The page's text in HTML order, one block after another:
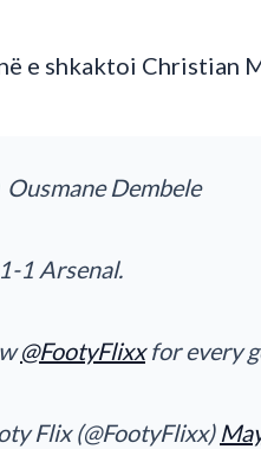
e shkaktoi Christian
Ousmane Dembele
1 Arsenal.
@FootyFlixxfor every
Flix (@FootyFlixx)